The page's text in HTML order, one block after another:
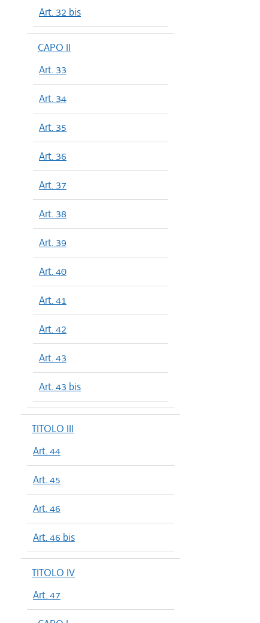
Art. 32 bis
CAPO II
Art. 33
Art. 34
Art. 35
Art. 36
Art. 37
Art. 38
Art. 39
Art. 40
Art. 41
Art. 42
Art. 43
Art. 43 bis
TITOLO III
Art. 44
Art. 45
Art. 46
Art. 46 bis
TITOLO IV
Art. 47